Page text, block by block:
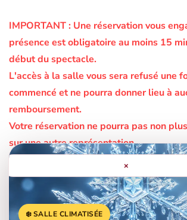
IMPORTANT : Une réservation vous
présence est obligatoire au moins 15
début du spectacle.
L'accès à la salle vous sera refusé une
commencé et ne pourra donner lieu à
remboursement.
Votre réservation ne pourra pas non
sur une autre représentation.
La comédie de la
×
❄️ SALLE CLIMATISÉE